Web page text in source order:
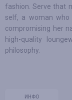
fashion. Serve that
self, a woman
compromising her
high-quality
philosophy.
ИНФО